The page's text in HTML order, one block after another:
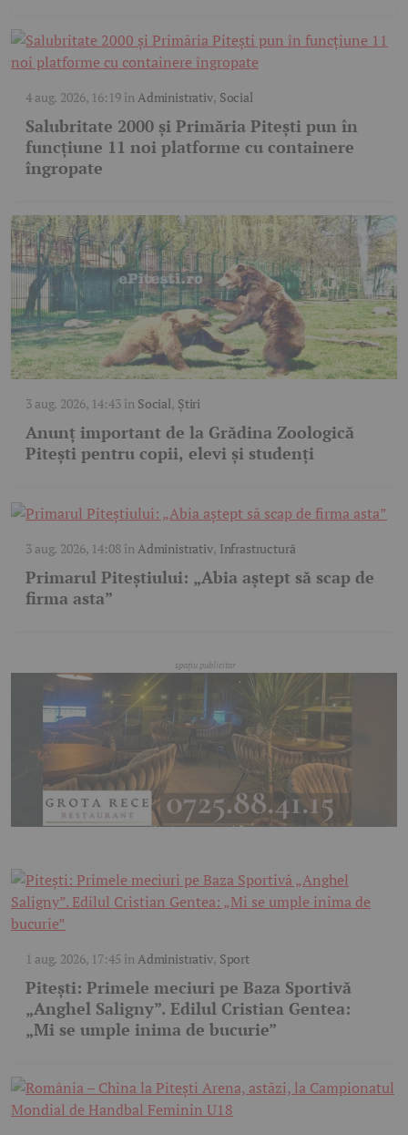
4 aug. 2026, 16:19în Administrativ, Social
Salubritate 2000 și Primăria Pitești pun în
funcțiune 11 noi platforme cu containere
îngropate
3 aug. 2026, 14:43în Social, Știri
Anunț important de la Grădina Zoologică
Pitești pentru copii, elevi și studenți
3 aug. 2026, 14:08în Administrativ, Infrastructură
Primarul Piteștiului: „Abia aștept să scap de
firma asta”
1 aug. 2026, 17:45 înAdministrativ, Sport
Pitești: Primele meciuri pe Baza Sportivă
„Anghel Saligny”. Edilul Cristian Gentea:
„Mi se umple inima de bucurie”